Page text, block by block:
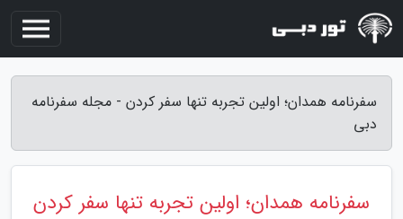
سفرنامه همدان؛ اولین تجربه تنها سفر کردن - مجله سفرنامه
دبی
سفرنامه همدان؛ اولین تجربه تنها سفر کردن